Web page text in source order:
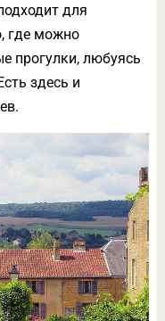
для
где можно
прогулки, любуясь
здесь и